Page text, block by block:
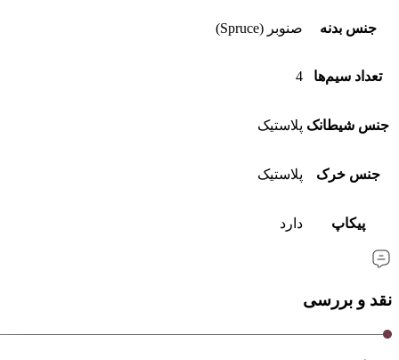
جنس بدنه صنوبر (Spruce)
تعداد سیم‌ها 4
جنس شیطانک پلاستیک
جنس خرک پلاستیک
پیکاپ دارد
نقد و بررسی